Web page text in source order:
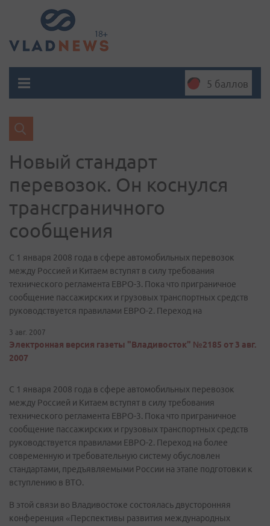
5 баллов
Новый стандарт
перевозок. Он коснулся
трансграничного
сообщения
С 1 января 2008 года в сфере автомобильных перевозок
между Россией и Китаем вступят в силу требования
технического регламента ЕВРО-3. Пока что приграничное
сообщение пассажирских и грузовых транспортных средств
руководствуется правилами ЕВРО-2. Переход на
3 авг. 2007
Электронная версия газеты "Владивосток" №2185 от 3 авг.
2007
С 1 января 2008 года в сфере автомобильных перевозок
между Россией и Китаем вступят в силу требования
технического регламента ЕВРО-3. Пока что приграничное
сообщение пассажирских и грузовых транспортных средств
руководствуется правилами ЕВРО-2. Переход на более
современную и требовательную систему обусловлен
стандартами, предъявляемыми России на этапе подготовки к
вступлению в ВТО.
В этой связи во Владивостоке состоялась двусторонняя
конференция «Перспективы развития международных